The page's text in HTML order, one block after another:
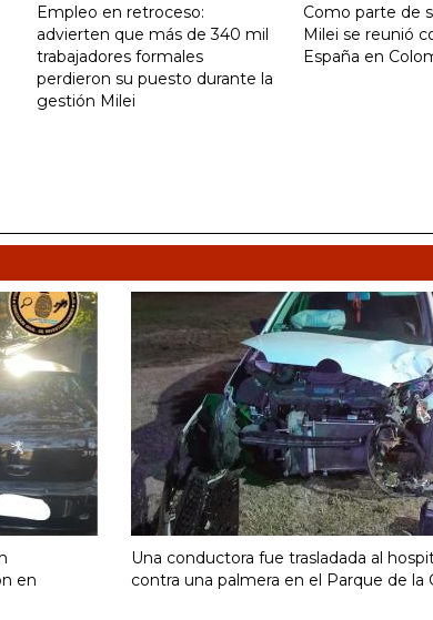
Empleo en retroceso:
advierten que más de 340 mil
trabajadores formales
perdieron su puesto durante la
gestión Milei
Como parte de
Milei se reunió
España en
en
Una conductora fue trasladada al
contra una palmera en el Parque de la